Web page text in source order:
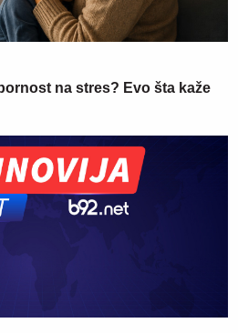
na stres? Evo šta kaže